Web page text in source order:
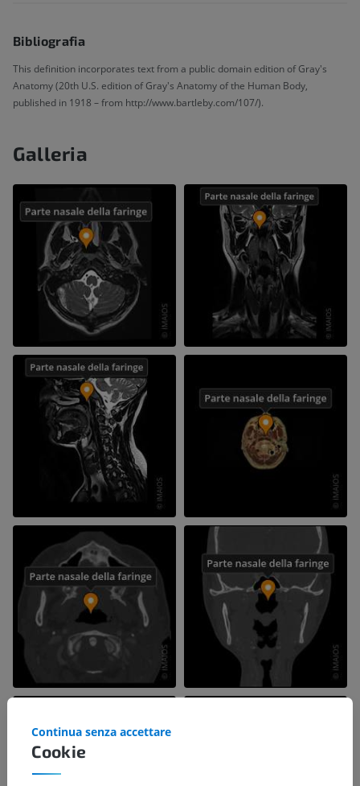
Bibliografia
This definition incorporates text from a public domain edition of Gray's
Anatomy (20th U.S. edition of Gray's Anatomy of the Human Body,
published in 1918 – from http://www.bartleby.com/107/).
Galleria
Cookie
Continua senza accettare